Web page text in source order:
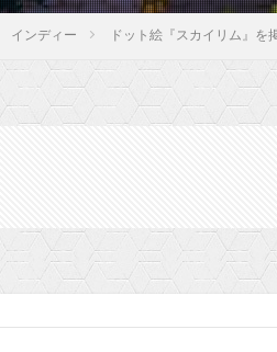
インディー ドット絵『スカイリム』を